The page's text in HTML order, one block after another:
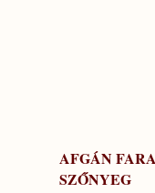
AFGÁN
SZŐNYEG